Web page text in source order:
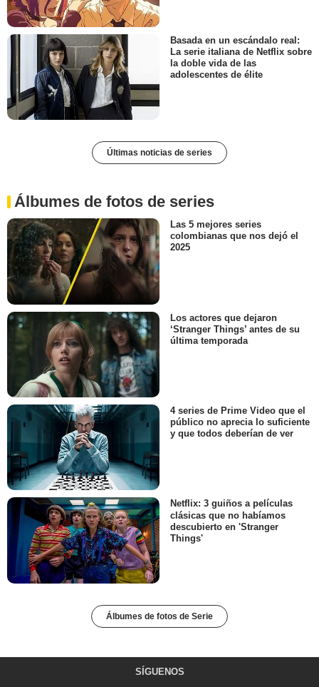
Basada en un escándalo real:
La serie italiana de Netflix sobre
la doble vida de las
adolescentes de élite
Últimas noticias de series
Álbumes de fotos de series
Las 5 mejores series
colombianas que nos dejó el
2025
Los actores que dejaron
‘Stranger Things’ antes de su
última temporada
4 series de Prime Video que el
público no aprecia lo suficiente
y que todos deberían de ver
Netflix: 3 guiños a películas
clásicas que no habíamos
descubierto en 'Stranger
Things'
Álbumes de fotos de Serie
SÍGUENOS